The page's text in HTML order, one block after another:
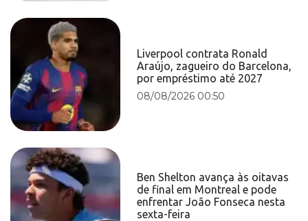
Liverpool contrata Ronald
Araújo, zagueiro do Barcelona,
por empréstimo até 2027
08/08/2026 00:50
Ben Shelton avança às oitavas
de final em Montreal e pode
enfrentar João Fonseca nesta
sexta-feira